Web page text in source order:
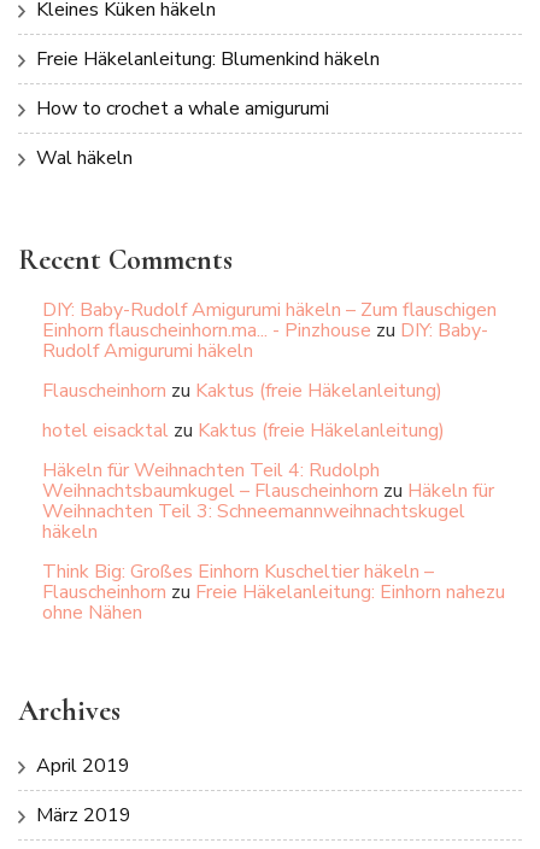
Kleines Küken häkeln
Freie Häkelanleitung: Blumenkind häkeln
How to crochet a whale amigurumi
Wal häkeln
Recent Comments
DIY: Baby-Rudolf Amigurumi häkeln – Zum flauschigen
Einhorn flauscheinhorn.ma... - Pinzhouse zu DIY: Baby-
Rudolf Amigurumi häkeln
Flauscheinhorn zu Kaktus (freie Häkelanleitung)
hotel eisacktal zu Kaktus (freie Häkelanleitung)
Häkeln für Weihnachten Teil 4: Rudolph
Weihnachtsbaumkugel – Flauscheinhorn zu Häkeln für
Weihnachten Teil 3: Schneemannweihnachtskugel
häkeln
Think Big: Großes Einhorn Kuscheltier häkeln –
Flauscheinhorn zu Freie Häkelanleitung: Einhorn nahezu
ohne Nähen
Archives
April 2019
März 2019